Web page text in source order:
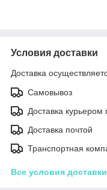
Условия доставки
Доставка
Самовывоз
Доставка курьером
Доставка почтой
Транспортная
Все условия доставки